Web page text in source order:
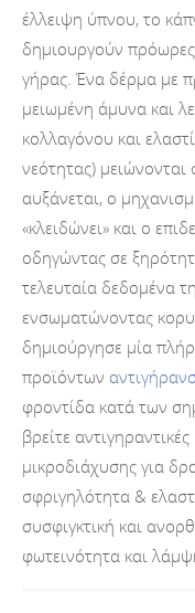
έλλειψη ύπνου, το
δημιουργούν πρόωρες
γήρας. Ένα δέρμα με
μειωμένη άμυνα και
κολλαγόνου και
νεότητας) μειώνονται
αυξάνεται, ο
«κλειδώνει» και ο
οδηγώντας σε
τελευταία δεδομένα
ενσωματώνοντας
δημιούργησε μία
προϊόντων
φροντίδα κατά των
βρείτε
μικροδιάχυσης για
σφριγηλότητα &
συσφιγκτική και
φωτεινότητα και